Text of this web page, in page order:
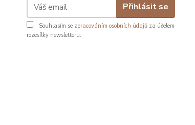
Přihlásit se
Souhlasím se zpracováním osobních údajů za účelem
rozesílky newsletteru.